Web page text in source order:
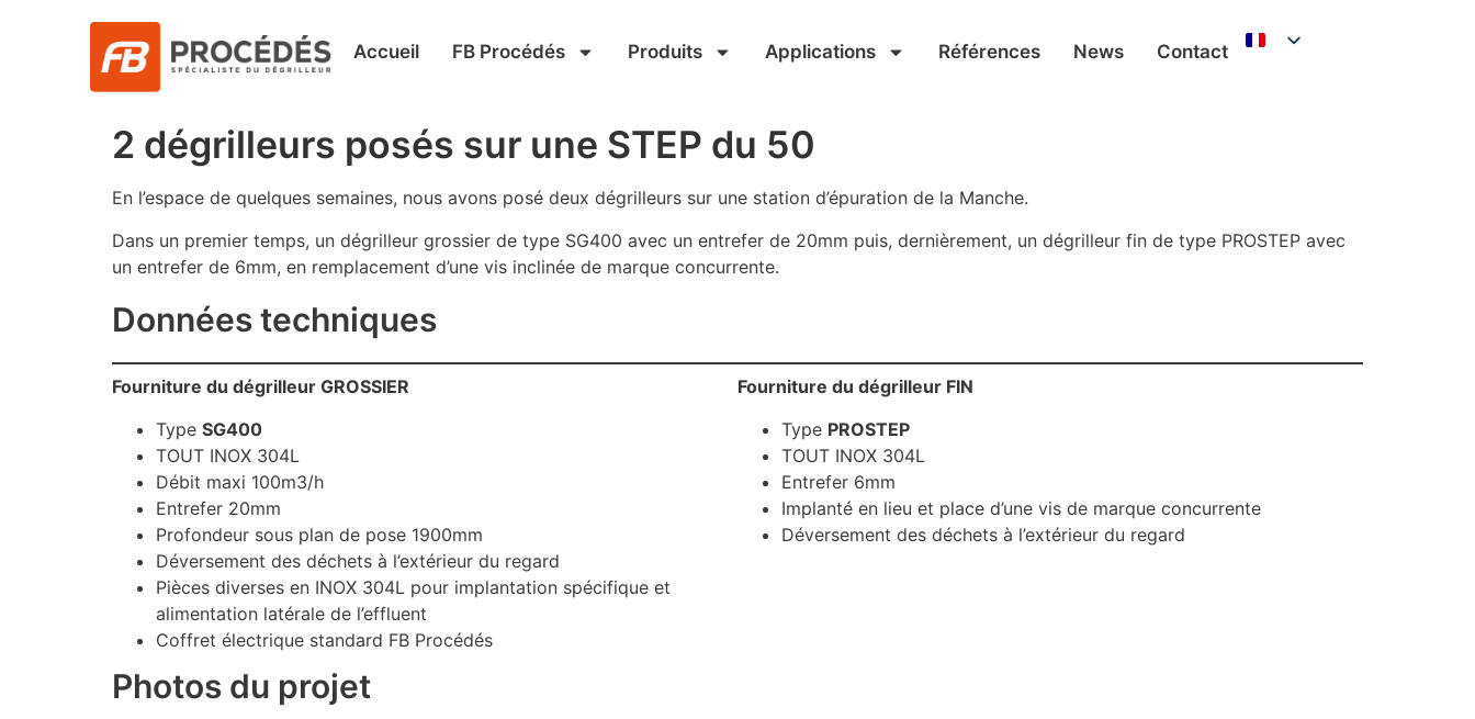
Accueil FB Procédés Produits Applications Références News Contact
2 dégrilleurs posés sur une STEP du 50
En l’espace de quelques semaines, nous avons posé deux dégrilleurs sur une station d’épuration de la Manche.
Dans un premier temps, un dégrilleur grossier de type SG400 avec un entrefer de 20mm puis, dernièrement, un dégrilleur fin de type PROSTEP avec
un entrefer de 6mm, en remplacement d’une vis inclinée de marque concurrente.
Données techniques
Fourniture du dégrilleur GROSSIER
Type SG400
TOUT INOX 304L
Débit maxi 100m3/h
Entrefer 20mm
Profondeur sous plan de pose 1900mm
Déversement des déchets à l’extérieur du regard
Pièces diverses en INOX 304L pour implantation spécifique et
alimentation latérale de l’effluent
Coffret électrique standard FB Procédés
Fourniture du dégrilleur FIN
Type PROSTEP
TOUT INOX 304L
Entrefer 6mm
Implanté en lieu et place d’une vis de marque concurrente
Déversement des déchets à l’extérieur du regard
Photos du projet